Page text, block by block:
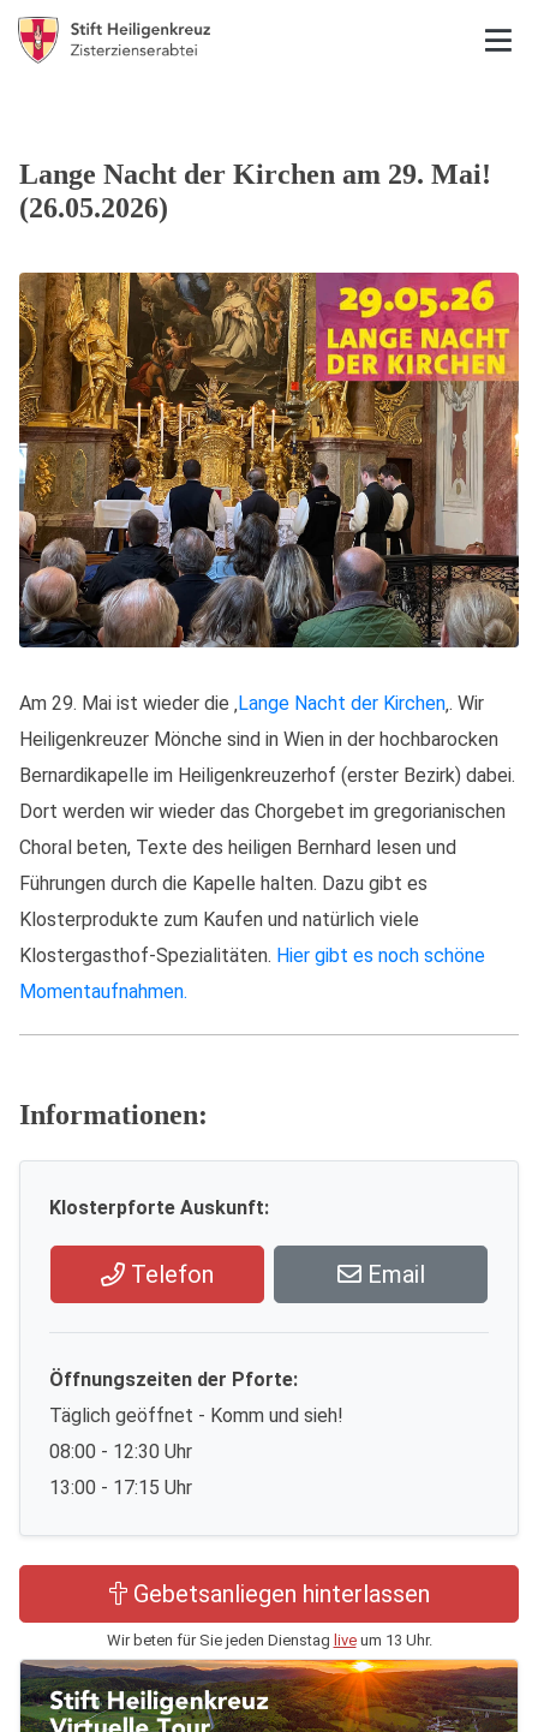
Lange Nacht der Kirchen am 29. Mai!
(26.05.2026)
Am 29. Mai ist wieder die ‚ Lange Nacht der Kirchen ‚. Wir
Heiligenkreuzer Mönche sind in Wien in der hochbarocken
Bernardikapelle im Heiligenkreuzerhof (erster Bezirk) dabei.
Dort werden wir wieder das Chorgebet im gregorianischen
Choral beten, Texte des heiligen Bernhard lesen und
Führungen durch die Kapelle halten. Dazu gibt es
Klosterprodukte zum Kaufen und natürlich viele
Klostergasthof-Spezialitäten. Hier gibt es noch schöne
Momentaufnahmen.
Informationen:
Klosterpforte Auskunft:
Telefon Email
Öffnungszeiten der Pforte:
Täglich geöffnet - Komm und sieh!
08:00 - 12:30 Uhr
13:00 - 17:15 Uhr
Gebetsanliegen hinterlassen
Wir beten für Sie jeden Dienstag liveum 13 Uhr.